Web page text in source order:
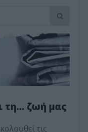
τη… ζωή μας
τις